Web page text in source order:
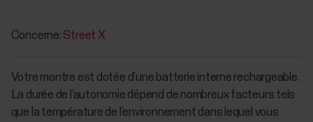
Concerne: Street X
Votre montre est dotée d’une batterie interne rechargeable.
La durée de l’autonomie dépend de nombreux facteurs tels
que la température de l’environnement dans lequel vous